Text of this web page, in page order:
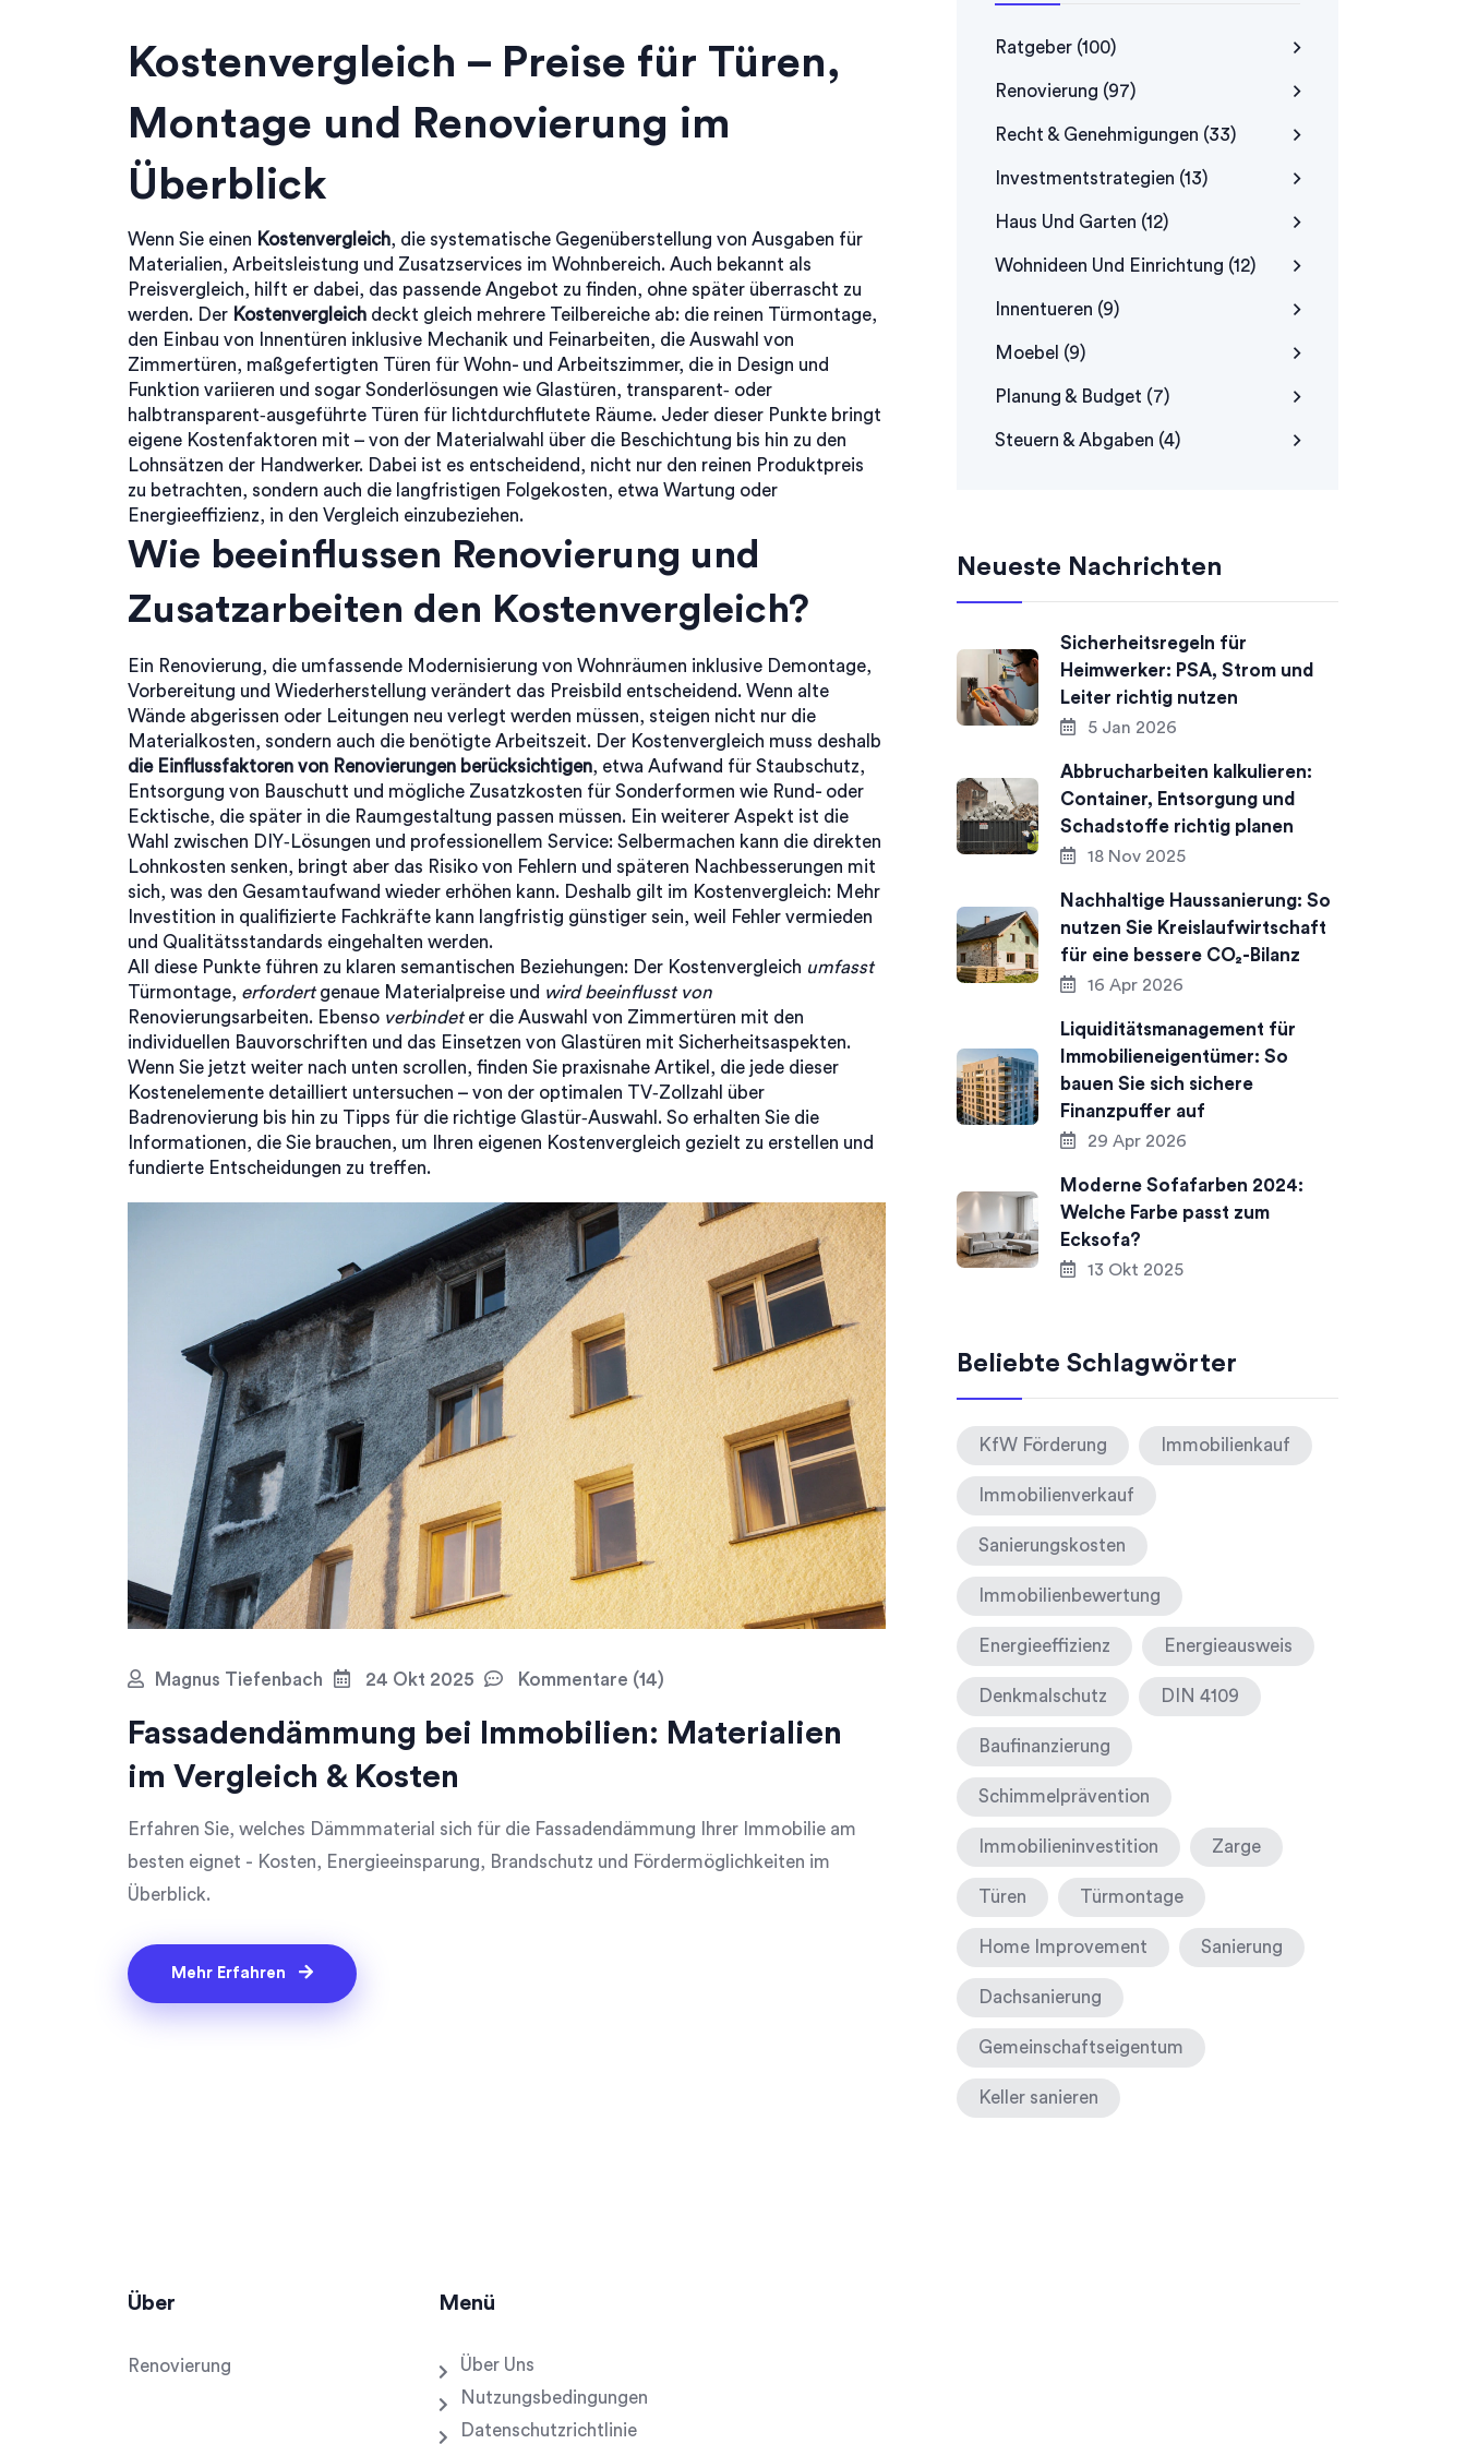
Kostenvergleich – Preise für Türen,
Montage und Renovierung im
Überblick
Wenn Sie einen Kostenvergleich, die systematische Gegenüberstellung von Ausgaben für
Materialien, Arbeitsleistung und Zusatzservices im Wohnbereich. Auch bekannt als
Preisvergleich, hilft er dabei, das passende Angebot zu finden, ohne später überrascht zu
werden. Der Kostenvergleich deckt gleich mehrere Teilbereiche ab: die reinen Türmontage,
den Einbau von Innentüren inklusive Mechanik und Feinarbeiten, die Auswahl von
Zimmertüren, maßgefertigten Türen für Wohn- und Arbeitszimmer, die in Design und
Funktion variieren und sogar Sonderlösungen wie Glastüren, transparent‑ oder
halbtransparent‑ausgeführte Türen für lichtdurchflutete Räume. Jeder dieser Punkte bringt
eigene Kostenfaktoren mit – von der Materialwahl über die Beschichtung bis hin zu den
Lohnsätzen der Handwerker. Dabei ist es entscheidend, nicht nur den reinen Produktpreis
zu betrachten, sondern auch die langfristigen Folgekosten, etwa Wartung oder
Energieeffizienz, in den Vergleich einzubeziehen.
Wie beeinflussen Renovierung und
Zusatzarbeiten den Kostenvergleich?
Ein Renovierung, die umfassende Modernisierung von Wohnräumen inklusive Demontage,
Vorbereitung und Wiederherstellung verändert das Preisbild entscheidend. Wenn alte
Wände abgerissen oder Leitungen neu verlegt werden müssen, steigen nicht nur die
Materialkosten, sondern auch die benötigte Arbeitszeit. Der Kostenvergleich muss deshalb
die Einflussfaktoren von Renovierungen berücksichtigen, etwa Aufwand für Staubschutz,
Entsorgung von Bauschutt und mögliche Zusatzkosten für Sonderformen wie Rund- oder
Ecktische, die später in die Raumgestaltung passen müssen. Ein weiterer Aspekt ist die
Wahl zwischen DIY‑Lösungen und professionellem Service: Selbermachen kann die direkten
Lohnkosten senken, bringt aber das Risiko von Fehlern und späteren Nachbesserungen mit
sich, was den Gesamtaufwand wieder erhöhen kann. Deshalb gilt im Kostenvergleich: Mehr
Investition in qualifizierte Fachkräfte kann langfristig günstiger sein, weil Fehler vermieden
und Qualitätsstandards eingehalten werden.
All diese Punkte führen zu klaren semantischen Beziehungen: Der Kostenvergleich umfasst
Türmontage, erfordertgenaue Materialpreise und wird beeinflusst von
Renovierungsarbeiten. Ebenso verbindeter die Auswahl von Zimmertüren mit den
individuellen Bauvorschriften und das Einsetzen von Glastüren mit Sicherheitsaspekten.
Wenn Sie jetzt weiter nach unten scrollen, finden Sie praxisnahe Artikel, die jede dieser
Kostenelemente detailliert untersuchen – von der optimalen TV‑Zollzahl über
Badrenovierung bis hin zu Tipps für die richtige Glastür‑Auswahl. So erhalten Sie die
Informationen, die Sie brauchen, um Ihren eigenen Kostenvergleich gezielt zu erstellen und
fundierte Entscheidungen zu treffen.
Magnus Tiefenbach 24 Okt 2025 Kommentare (14)
Fassadendämmung bei Immobilien: Materialien
im Vergleich & Kosten
Erfahren Sie, welches Dämmmaterial sich für die Fassadendämmung Ihrer Immobilie am
besten eignet - Kosten, Energieeinsparung, Brandschutz und Fördermöglichkeiten im
Überblick.
Mehr Erfahren
Ratgeber (100)
Renovierung (97)
Recht & Genehmigungen (33)
Investmentstrategien (13)
Haus Und Garten (12)
Wohnideen Und Einrichtung (12)
Innentueren (9)
Moebel (9)
Planung & Budget (7)
Steuern & Abgaben (4)
Neueste Nachrichten
Sicherheitsregeln für
Heimwerker: PSA, Strom und
Leiter richtig nutzen
5 Jan 2026
Abbrucharbeiten kalkulieren:
Container, Entsorgung und
Schadstoffe richtig planen
18 Nov 2025
Nachhaltige Haussanierung: So
nutzen Sie Kreislaufwirtschaft
für eine bessere CO₂-Bilanz
16 Apr 2026
Liquiditätsmanagement für
Immobilieneigentümer: So
bauen Sie sich sichere
Finanzpuffer auf
29 Apr 2026
Moderne Sofafarben 2024:
Welche Farbe passt zum
Ecksofa?
13 Okt 2025
Beliebte Schlagwörter
KfW Förderung Immobilienkauf
Immobilienverkauf
Sanierungskosten
Immobilienbewertung
Energieeffizienz Energieausweis
Denkmalschutz DIN 4109
Baufinanzierung
Schimmelprävention
Immobilieninvestition Zarge
Türen Türmontage
Home Improvement Sanierung
Dachsanierung
Gemeinschaftseigentum
Keller sanieren
Über
Renovierung
Menü
Über Uns
Nutzungsbedingungen
Datenschutzrichtlinie